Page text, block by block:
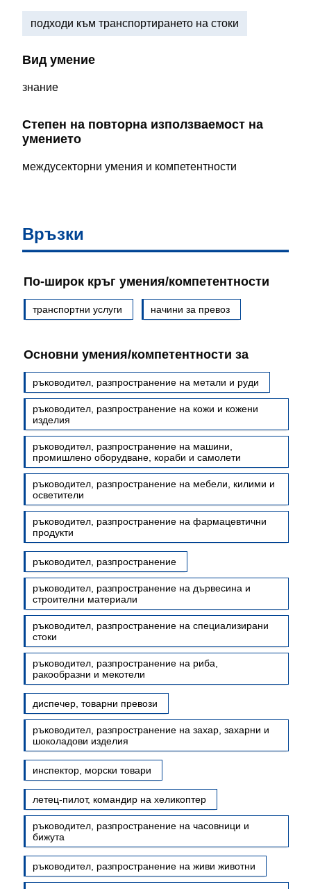
подходи към транспортирането на стоки
Вид умение
знание
Степен на повторна използваемост на
умението
междусекторни умения и компетентности
Връзки
По-широк кръг умения/компетентности
транспортни услуги начини за превоз
Основни умения/компетентности за
ръководител, разпространение на метали и руди
ръководител, разпространение на кожи и кожени
изделия
ръководител, разпространение на машини,
промишлено оборудване, кораби и самолети
ръководител, разпространение на мебели, килими и
осветители
ръководител, разпространение на фармацевтични
продукти
ръководител, разпространение
ръководител, разпространение на дървесина и
строителни материали
ръководител, разпространение на специализирани
стоки
ръководител, разпространение на риба,
ракообразни и мекотели
диспечер, товарни превози
ръководител, разпространение на захар, захарни и
шоколадови изделия
инспектор, морски товари
летец-пилот, командир на хеликоптер
ръководител, разпространение на часовници и
бижута
ръководител, разпространение на живи животни